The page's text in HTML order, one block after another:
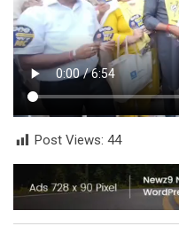
Post Views: 44